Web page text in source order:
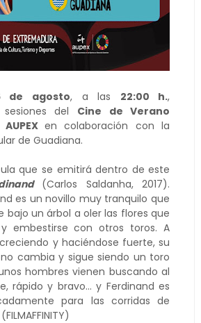
de agosto, a las 22:00 h.,
del Cine de Verano
AUPEXen colaboración con la
de Guadiana.
que se emitirá dentro de este
(Carlos Saldanha, 2017).
es un novillo muy tranquilo que
bajo un árbol a oler las flores que
embestirse con otros toros. A
y haciéndose fuerte, su
cambia y sigue siendo un toro
hombres vienen buscando al
rápido y bravo... y Ferdinand es
para las corridas de